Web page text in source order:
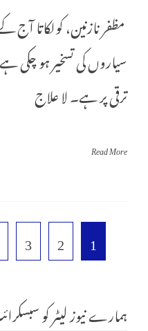
مظفر نازنین، کولکاتا آج
سیاروں کی تسخیر ہو چکی
ترقی پر ہے۔ لا علاج
Read More
1
2
3
ہمارے نیوز لیٹر کو